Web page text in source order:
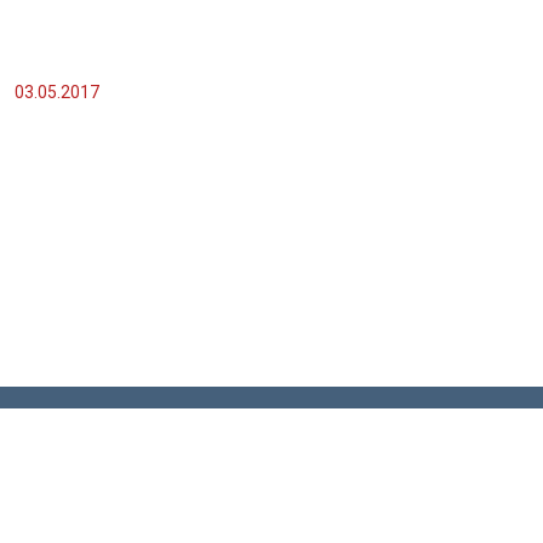
03.05.2017